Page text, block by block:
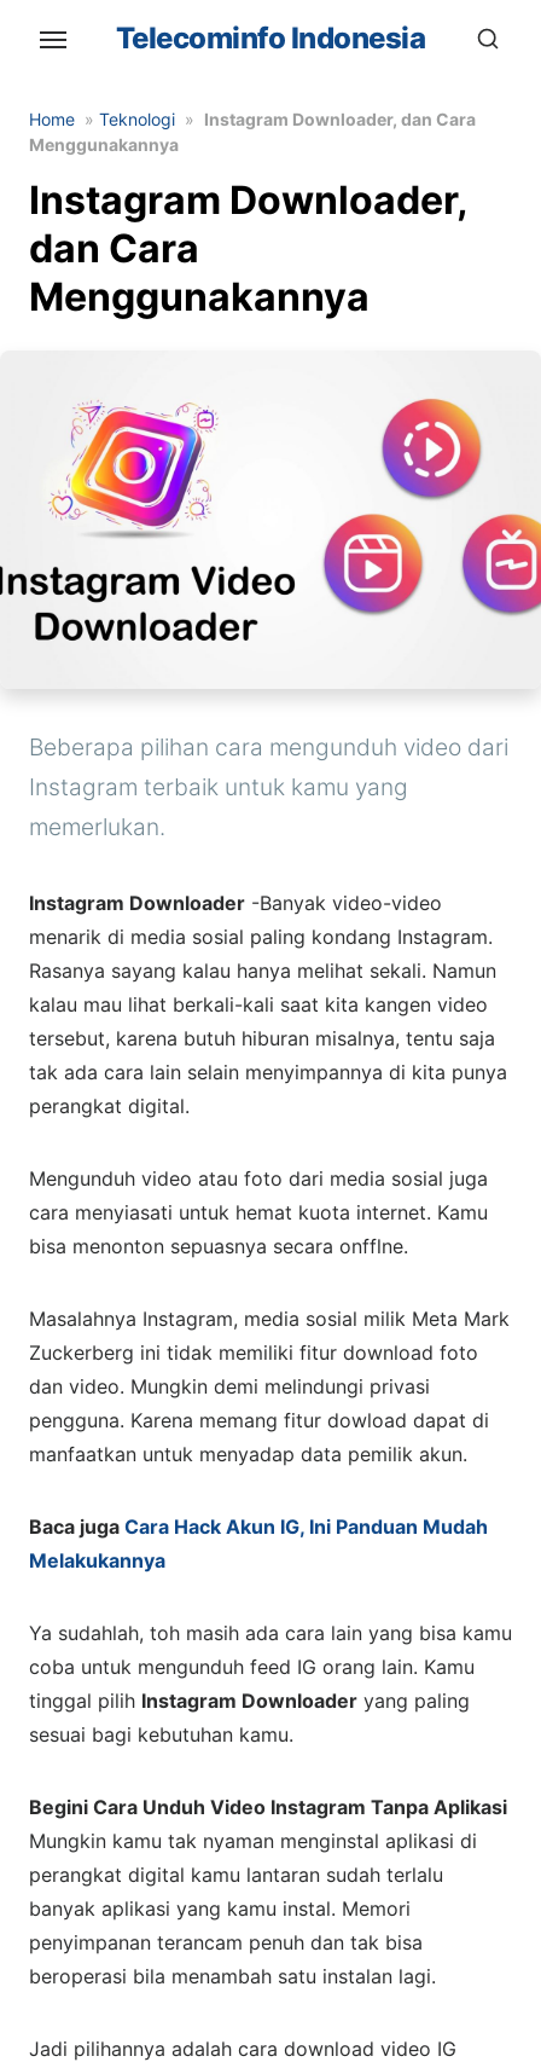
content
Telecominfo Indonesia
Home » Teknologi » Instagram Downloader, dan Cara
Menggunakannya
Instagram Downloader,
dan Cara
Menggunakannya
Beberapa pilihan cara mengunduh video dari
Instagram terbaik untuk kamu yang
memerlukan.
Instagram Downloader -Banyak video-video
menarik di media sosial paling kondang Instagram.
Rasanya sayang kalau hanya melihat sekali. Namun
kalau mau lihat berkali-kali saat kita kangen video
tersebut, karena butuh hiburan misalnya, tentu saja
tak ada cara lain selain menyimpannya di kita punya
perangkat digital.
Mengunduh video atau foto dari media sosial juga
cara menyiasati untuk hemat kuota internet. Kamu
bisa menonton sepuasnya secara onfflne.
Masalahnya Instagram, media sosial milik Meta Mark
Zuckerberg ini tidak memiliki fitur download foto
dan video. Mungkin demi melindungi privasi
pengguna. Karena memang fitur dowload dapat di
manfaatkan untuk menyadap data pemilik akun.
Baca juga Cara Hack Akun IG, Ini Panduan Mudah
Melakukannya
Ya sudahlah, toh masih ada cara lain yang bisa kamu
coba untuk mengunduh feed IG orang lain. Kamu
tinggal pilih Instagram Downloader yang paling
sesuai bagi kebutuhan kamu.
Begini Cara Unduh Video Instagram Tanpa Aplikasi
Mungkin kamu tak nyaman menginstal aplikasi di
perangkat digital kamu lantaran sudah terlalu
banyak aplikasi yang kamu instal. Memori
penyimpanan terancam penuh dan tak bisa
beroperasi bila menambah satu instalan lagi.
Jadi pilihannya adalah cara download video IG